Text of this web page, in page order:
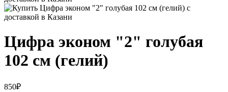
Цифра эконом "2" голубая
102 см (гелий)
850₽